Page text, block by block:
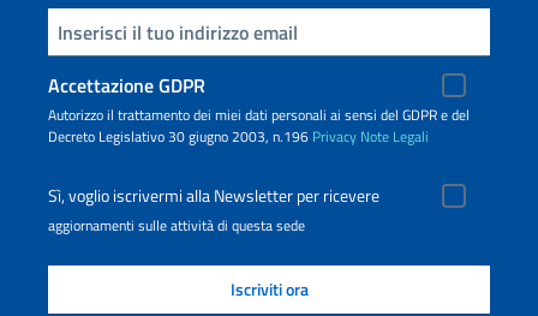
Inserisci la tua email
Accettazione GDPR
Autorizzo il trattamento dei miei dati personali ai sensi del GDPR e del
Decreto Legislativo 30 giugno 2003, n.196 Privacy Note Legali
Sì, voglio iscrivermi alla Newsletter per ricevere
aggiornamenti sulle attività di questa sede